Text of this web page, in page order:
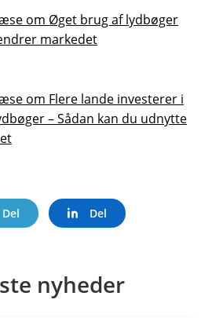
om Øget brug af lydbøger
markedet
om Flere lande investerer i
– Sådan kan du udnytte
Del Del
nyheder